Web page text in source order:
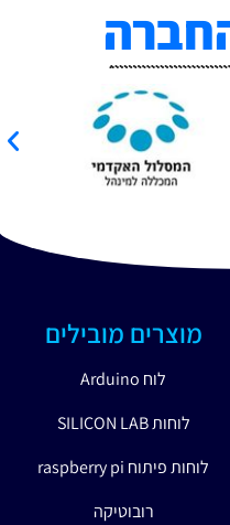
מוצרים מובילים
לוח Arduino
לוחות SILICON LAB
לוחות פיתוח raspberry pi
רובוטיקה